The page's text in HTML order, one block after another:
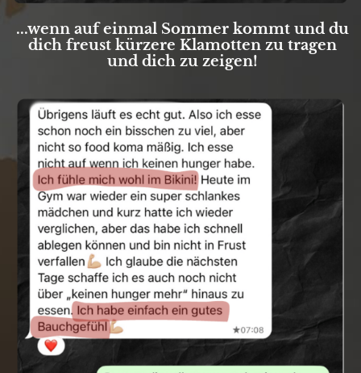
...wenn auf einmal Sommer kommt und du
dich freust kürzere Klamotten zu tragen
und dich zu zeigen!